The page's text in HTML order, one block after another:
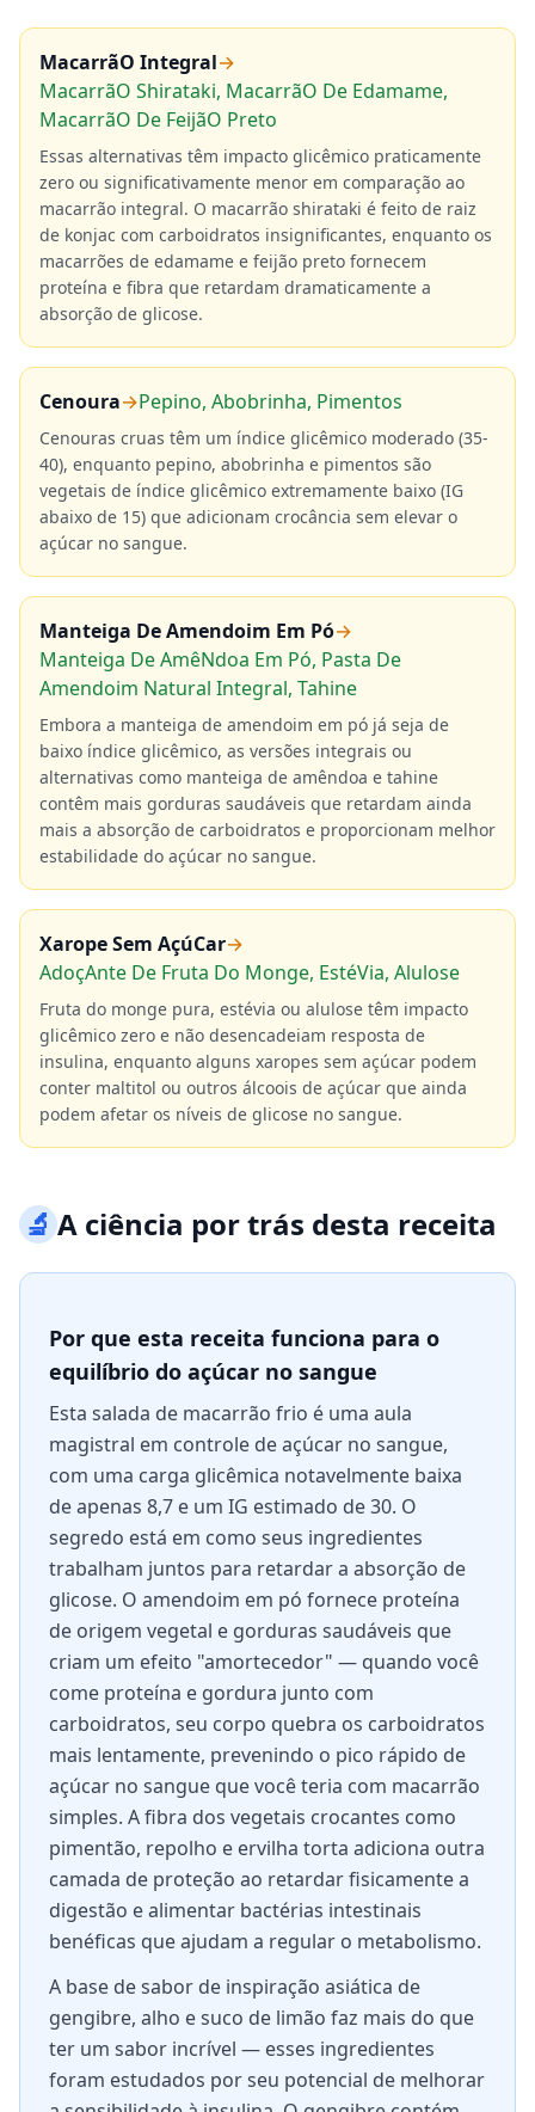
MacarrãO Integral→
MacarrãO Shirataki, MacarrãO De Edamame,
MacarrãO De FeijãO Preto
Essas alternativas têm impacto glicêmico praticamente
zero ou significativamente menor em comparação ao
macarrão integral. O macarrão shirataki é feito de raiz
de konjac com carboidratos insignificantes, enquanto os
macarrões de edamame e feijão preto fornecem
proteína e fibra que retardam dramaticamente a
absorção de glicose.
Cenoura→Pepino, Abobrinha, Pimentos
Cenouras cruas têm um índice glicêmico moderado (35-
40), enquanto pepino, abobrinha e pimentos são
vegetais de índice glicêmico extremamente baixo (IG
abaixo de 15) que adicionam crocância sem elevar o
açúcar no sangue.
Manteiga De Amendoim Em Pó→
Manteiga De AmêNdoa Em Pó, Pasta De
Amendoim Natural Integral, Tahine
Embora a manteiga de amendoim em pó já seja de
baixo índice glicêmico, as versões integrais ou
alternativas como manteiga de amêndoa e tahine
contêm mais gorduras saudáveis que retardam ainda
mais a absorção de carboidratos e proporcionam melhor
estabilidade do açúcar no sangue.
Xarope Sem AçúCar→
AdoçAnte De Fruta Do Monge, EstéVia, Alulose
Fruta do monge pura, estévia ou alulose têm impacto
glicêmico zero e não desencadeiam resposta de
insulina, enquanto alguns xaropes sem açúcar podem
conter maltitol ou outros álcoois de açúcar que ainda
podem afetar os níveis de glicose no sangue.
🔬A ciência por trás desta receita
Por que esta receita funciona para o
equilíbrio do açúcar no sangue
Esta salada de macarrão frio é uma aula
magistral em controle de açúcar no sangue,
com uma carga glicêmica notavelmente baixa
de apenas 8,7 e um IG estimado de 30. O
segredo está em como seus ingredientes
trabalham juntos para retardar a absorção de
glicose. O amendoim em pó fornece proteína
de origem vegetal e gorduras saudáveis que
criam um efeito "amortecedor" — quando você
come proteína e gordura junto com
carboidratos, seu corpo quebra os carboidratos
mais lentamente, prevenindo o pico rápido de
açúcar no sangue que você teria com macarrão
simples. A fibra dos vegetais crocantes como
pimentão, repolho e ervilha torta adiciona outra
camada de proteção ao retardar fisicamente a
digestão e alimentar bactérias intestinais
benéficas que ajudam a regular o metabolismo.
A base de sabor de inspiração asiática de
gengibre, alho e suco de limão faz mais do que
ter um sabor incrível — esses ingredientes
foram estudados por seu potencial de melhorar